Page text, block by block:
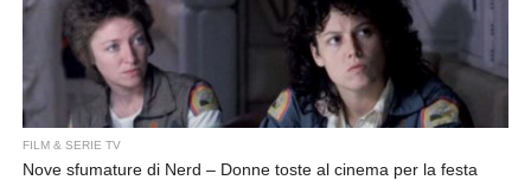
FILM & SERIE TV
Nove sfumature di Nerd – Donne toste al cinema per la festa